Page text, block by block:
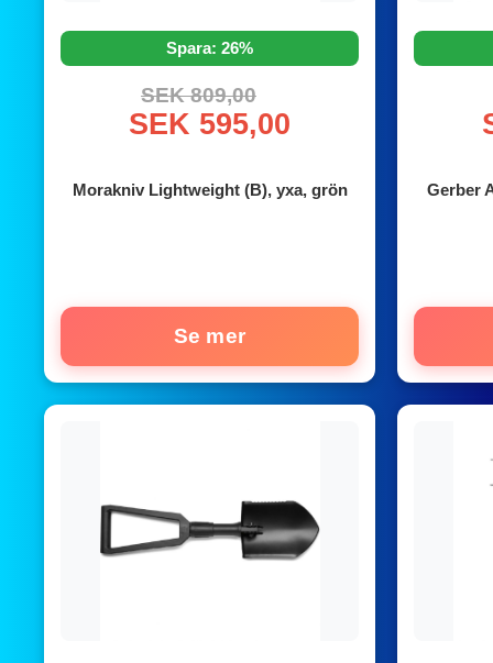
Spara: 26%
SEK 809,00
SEK 595,00
Morakniv Lightweight (B), yxa, grön
Se mer
Gerber